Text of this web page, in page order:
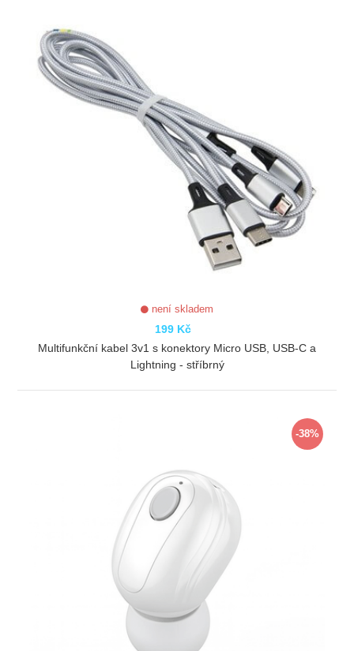
není skladem
199 Kč
Multifunkční kabel 3v1 s konektory Micro USB, USB-C a
Lightning - stříbrný
-38%